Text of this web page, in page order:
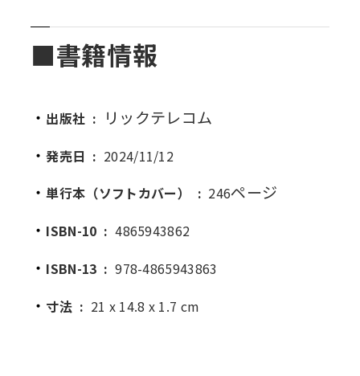
■書籍情報
出版社 : リックテレコム
発売日 : 2024/11/12
単行本（ソフトカバー）
: 246ページ
ISBN-10 : 4865943862
ISBN-13 : 978-4865943863
寸法 : 21 x 14.8 x 1.7 cm